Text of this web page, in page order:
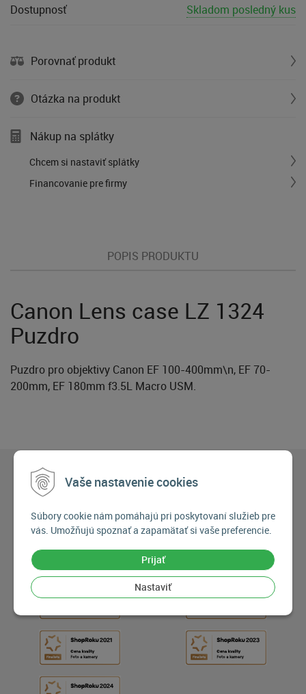
Vaše nastavenie cookies
Súbory cookie nám pomáhajú pri poskytovaní služieb pre
vás. Umožňujú spoznať a zapamätať si vaše preferencie.
Prijať
Nastaviť
Dostupnosť Skladom posledný kus
Porovnať produkt
Otázka na produkt
Nákup na splátky
Chcem si nastaviť splátky
Financovanie pre firmy
POPIS PRODUKTU
Canon Lens case LZ 1324
Puzdro
Puzdro pro objektivy Canon EF 100-400mm\n, EF 70-
200mm, EF 180mm f3.5L Macro USM.